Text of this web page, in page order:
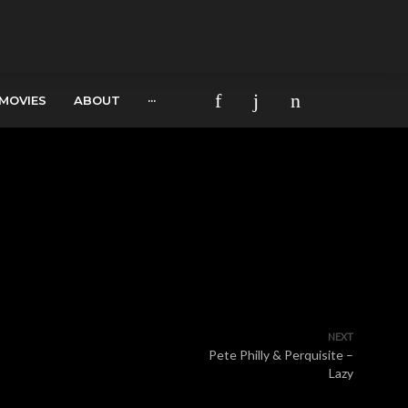
MOVIES ABOUT ···
NEXT
Pete Philly & Perquisite –
Lazy